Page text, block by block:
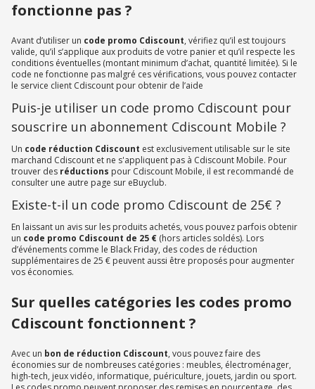
fonctionne pas ?
Avant d’utiliser un code promo Cdiscount, vérifiez qu’il est toujours
valide, qu’il s’applique aux produits de votre panier et qu’il respecte les
conditions éventuelles (montant minimum d’achat, quantité limitée). Si le
code ne fonctionne pas malgré ces vérifications, vous pouvez contacter
le service client Cdiscount pour obtenir de l’aide
Puis-je utiliser un code promo Cdiscount pour
souscrire un abonnement Cdiscount Mobile ?
Un code réduction Cdiscount est exclusivement utilisable sur le site
marchand Cdiscount et ne s'appliquent pas à Cdiscount Mobile. Pour
trouver des réductions pour Cdiscount Mobile, il est recommandé de
consulter une autre page sur eBuyclub.
Existe-t-il un code promo Cdiscount de 25€ ?
En laissant un avis sur les produits achetés, vous pouvez parfois obtenir
un code promo Cdiscount de 25 € (hors articles soldés). Lors
d’événements comme le Black Friday, des codes de réduction
supplémentaires de 25 € peuvent aussi être proposés pour augmenter
vos économies.
Sur quelles catégories les codes promo
Cdiscount fonctionnent ?
Avec un bon de réduction Cdiscount, vous pouvez faire des
économies sur de nombreuses catégories : meubles, électroménager,
high-tech, jeux vidéo, informatique, puériculture, jouets, jardin ou sport.